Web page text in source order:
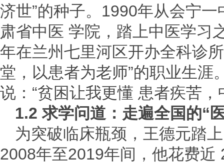
济世”的种子。1990年从会宁
肃省中医 学院，踏上中医学习
年在兰州七里河区开办全科诊
堂，以患者为老师”的职业生涯
说：“贫困让我更懂 患者疾苦
1.2 求学问道：走遍全国的“
为突破临床瓶颈，王德元踏
2008年至2019年间，他花费